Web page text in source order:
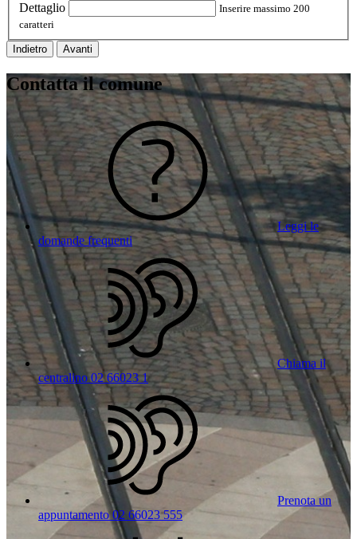
Dettaglio
Inserire massimo 200
caratteri
Indietro Avanti
Contatta il comune
Leggi le
domande frequenti
Chiama il
centralino 02 66023 1
Prenota un
appuntamento 02 66023 555